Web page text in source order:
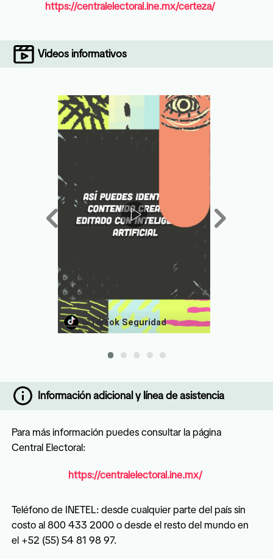
https://centralelectoral.ine.mx/certeza/
@TikTok Seguridad
Videos informativos
https://centralelectoral.ine.mx/
Teléfono de INETEL: desde cualquier parte del país sin
costo al 800 433 2000 o desde el resto del mundo en
el +52 (55) 54 81 98 97.
Para más información puedes consultar la página
Central Electoral:
Información adicional y línea de asistencia